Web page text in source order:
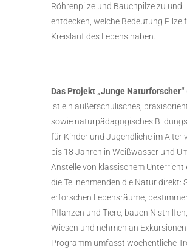
Röhrenpilze und Bauchpilze zu und
entdecken, welche Bedeutung Pilze
Kreislauf des Lebens haben.
Das Projekt „Junge Naturforscher“
ist ein außerschulisches,
sowie naturpädagogisches
für Kinder und Jugendliche im Alter
bis 18 Jahren in Weißwasser und
Anstelle von klassischem Unterricht
die Teilnehmenden die Natur direkt:
erforschen Lebensräume,
Pflanzen und Tiere, bauen
Wiesen und nehmen an
Programm umfasst wöchentliche